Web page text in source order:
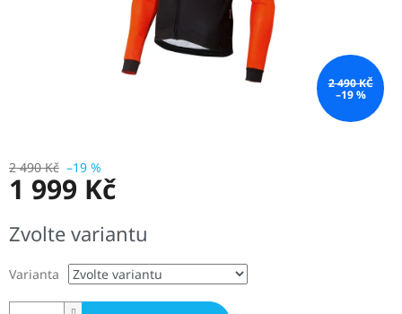
2 490 KČ
–19 %
2 490 Kč –19 %
1 999 Kč
cena:
Zvolte variantu
Varianta